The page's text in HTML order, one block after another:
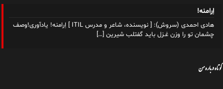
اِرامنه!
هادی احمدی (سروش): [ نویسنده، شاعر و مدرس ITIL ] اِرامنه! یادآوری!وصف
چشمان تو را وزن غـزل باید گفتلب شیرین […]
کوتاه درباره من